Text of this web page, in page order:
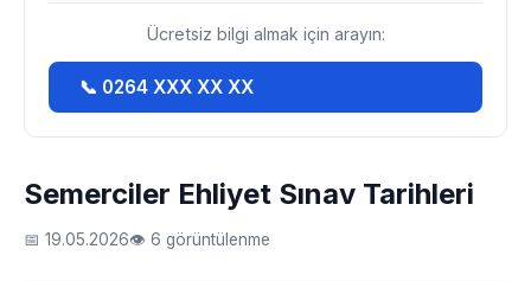
Semerciler Ehliyet Sınav Tarihleri
📅 19.05.2026👁 6 görüntülenme
Ücretsiz bilgi almak için arayın:
📞 0264 XXX XX XX